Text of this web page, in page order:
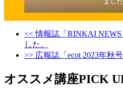
<< 情報誌「RINKAI NEWS
した。
>> 広報誌「ecot 2023年秋
オススメ講座PICK